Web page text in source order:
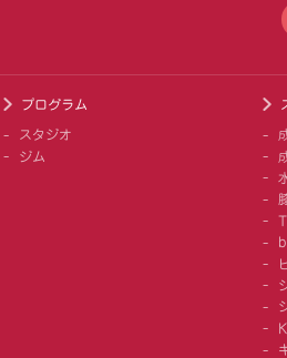
プログラム
スタジオ
ジム